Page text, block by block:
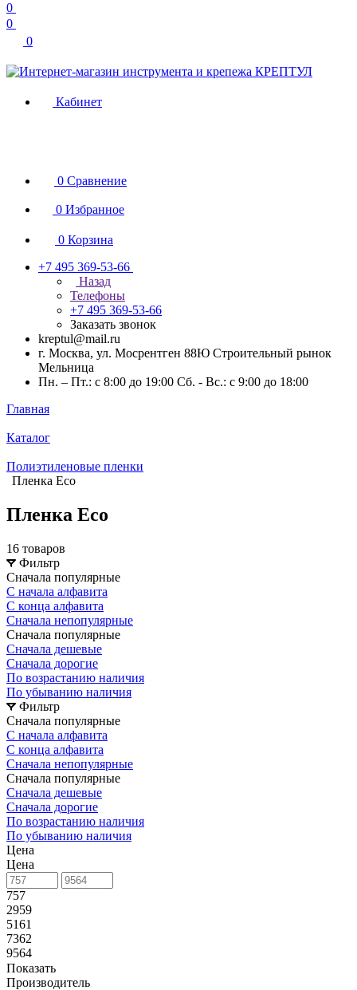
0
0
0
Кабинет
0 Сравнение
0 Избранное
0 Корзина
+7 495 369-53-66
Назад
Телефоны
+7 495 369-53-66
Заказать звонок
kreptul@mail.ru
г. Москва, ул. Мосрентген 88Ю Строительный рынок
Мельница
Пн. – Пт.: с 8:00 до 19:00 Сб. - Вс.: с 9:00 до 18:00
Главная
Каталог
Полиэтиленовые пленки
Пленка Eco
Пленка Eco
16 товаров
Фильтр
Сначала популярные
С начала алфавита
С конца алфавита
Сначала непопулярные
Сначала популярные
Сначала дешевые
Сначала дорогие
По возрастанию наличия
По убыванию наличия
Фильтр
Сначала популярные
С начала алфавита
С конца алфавита
Сначала непопулярные
Сначала популярные
Сначала дешевые
Сначала дорогие
По возрастанию наличия
По убыванию наличия
Цена
Цена
757
2959
5161
7362
9564
Показать
Производитель